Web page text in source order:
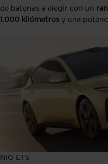
de baterías a elegir con un
1.000 kilómetros y una
NIO ET5